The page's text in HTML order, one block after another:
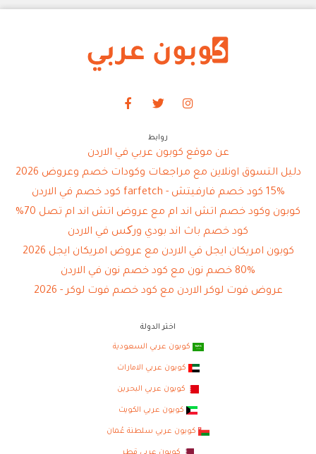
روابط
عن موقع كوبون عربي في الاردن
دليل التسوق اونلاين مع مراجعات وكودات خصم وعروض 2026
15% كود خصم فارفيتش - farfetch كود خصم في الاردن
كوبون وكود خصم اتش اند ام مع عروض اتش اند ام تصل 70%
كود خصم باث اند بودي ورکس في الاردن
كوبون امريكان ايجل في الاردن مع عروض امريكان ايجل 2026
80% خصم نون مع كود خصم نون في الاردن
عروض فوت لوكر الاردن مع كود خصم فوت لوكر - 2026
اختر الدولة
كوبون عربي السعودية
كوبون عربي الامارات
كوبون عربي البحرين
كوبون عربي الكويت
كوبون عربي سلطنة عُمان
كوبون عربي قطر